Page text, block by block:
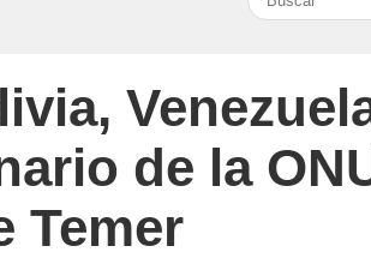
de la
Temer